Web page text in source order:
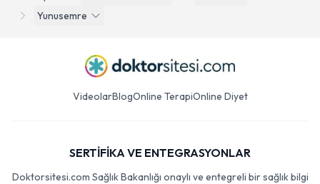
Yunusemre
VideolarBlogOnline TerapiOnline Diyet
SERTİFİKA VE ENTEGRASYONLAR
Doktorsitesi.com Sağlık Bakanlığı onaylı ve entegreli bir sağlık bilgi